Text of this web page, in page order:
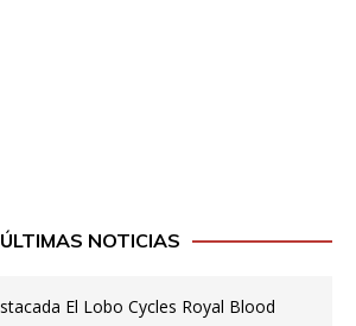
ÚLTIMAS NOTICIAS